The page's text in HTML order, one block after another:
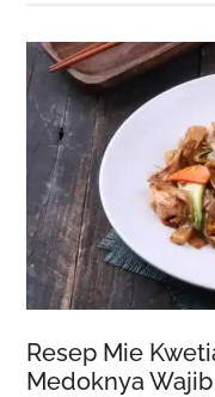
Resep Mie
Medoknya